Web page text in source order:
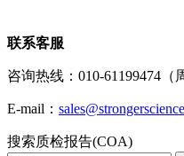
联系客服
咨询热线：010-61199474（
E-mail：
搜索质检报告(COA)